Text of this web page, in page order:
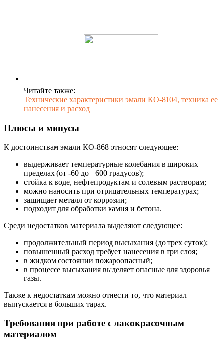
Читайте также:
Технические характеристики эмали КО-8104, техника ее
нанесения и расход
Плюсы и минусы
К достоинствам эмали КО-868 относят следующее:
выдерживает температурные колебания в широких
пределах (от -60 до +600 градусов);
стойка к воде, нефтепродуктам и солевым растворам;
можно наносить при отрицательных температурах;
защищает металл от коррозии;
подходит для обработки камня и бетона.
Среди недостатков материала выделяют следующее:
продолжительный период высыхания (до трех суток);
повышенный расход требует нанесения в три слоя;
в жидком состоянии пожароопасный;
в процессе высыхания выделяет опасные для здоровья
газы.
Также к недостаткам можно отнести то, что материал
выпускается в больших тарах.
Требования при работе с лакокрасочным
материалом